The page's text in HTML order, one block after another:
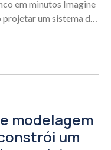
em minutos Imagine
um sistema de
modelagem
um